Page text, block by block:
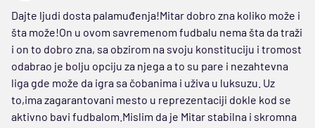
Dajte ljudi dosta palamuđenja!Mitar dobro zna koliko može i
šta može!On u ovom savremenom fudbalu nema šta da traži
i on to dobro zna, sa obzirom na svoju konstituciju i tromost
odabrao je bolju opciju za njega a to su pare i nezahtevna
liga gde može da igra sa čobanima i uživa u luksuzu. Uz
to,ima zagarantovani mesto u reprezentaciji dokle kod se
aktivno bavi fudbalom.Mislim da je Mitar stabilna i skromna